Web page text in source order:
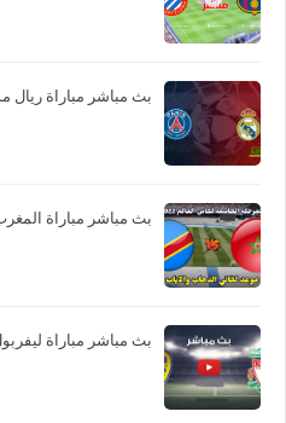
بث مباشر مباراة ريال
بث مباشر مباراة
بث مباشر مباراة